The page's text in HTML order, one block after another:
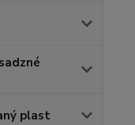
plast